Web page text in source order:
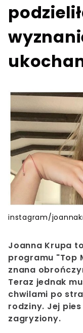
instagram/
Joanna Krupa
programu "Top
znana
Teraz jednak
chwilami po
rodziny. Jej
zagryziony.